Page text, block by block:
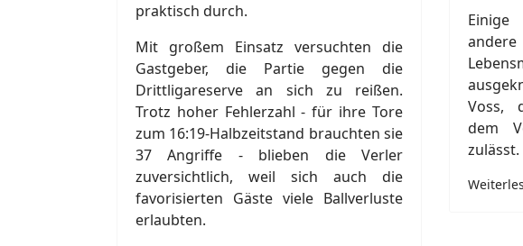
praktisch durch.
Mit großem Einsatz versuchten die
Gastgeber, die Partie gegen die
Drittligareserve an sich zu reißen.
Trotz hoher Fehlerzahl - für ihre Tore
zum 16:19-Halbzeitstand brauchten sie
37 Angriffe - blieben die Verler
zuversichtlich, weil sich auch die
favorisierten Gäste viele Ballverluste
erlaubten.
Voss,
dem
zulässt.